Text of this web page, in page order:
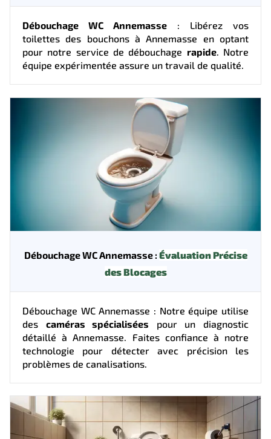
Débouchage WC Annemasse : Libérez vos
toilettes des bouchons à Annemasse en optant
pour notre service de débouchage rapide. Notre
équipe expérimentée assure un travail de qualité.
Débouchage WC Annemasse : Évaluation Précise
des Blocages
Débouchage WC Annemasse : Notre équipe utilise
des caméras spécialisées pour un diagnostic
détaillé à Annemasse. Faites confiance à notre
technologie pour détecter avec précision les
problèmes de canalisations.